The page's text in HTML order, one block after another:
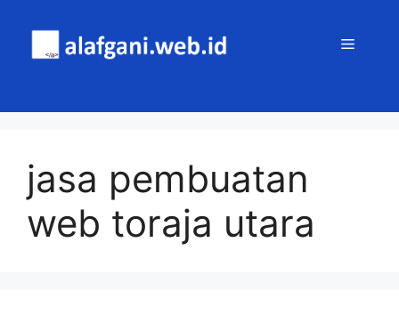
content
MENU
jasa pembuatan
web toraja utara